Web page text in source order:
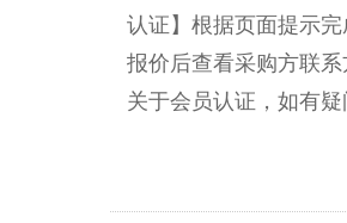
认证】根据页面提示
报价后查看采购方联
关于会员认证，如有疑